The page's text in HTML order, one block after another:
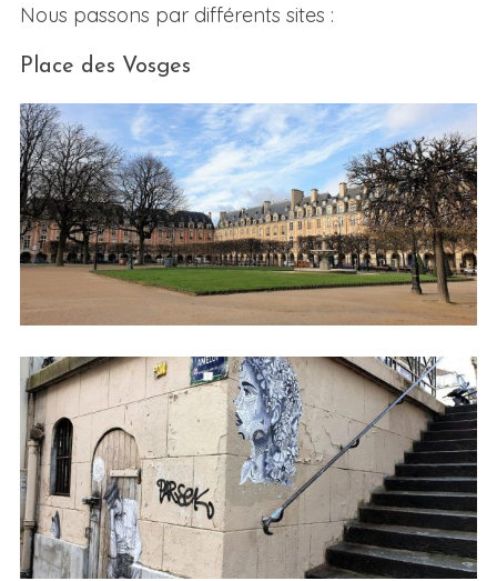
Nous passons par différents sites :
Place des Vosges